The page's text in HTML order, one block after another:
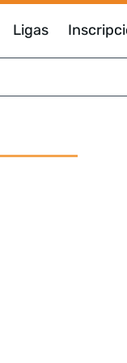
Ligas